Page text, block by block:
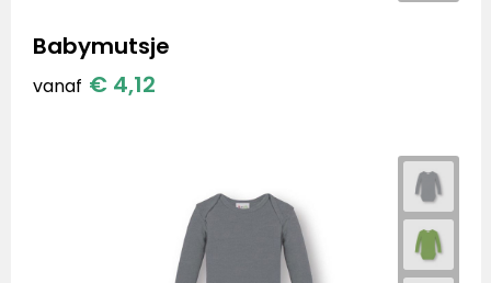
Babymutsje
vanaf € 4,12